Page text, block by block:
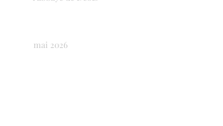
mai 2026